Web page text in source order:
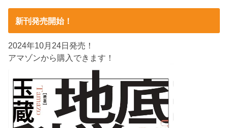
新刊発売開始！
2024年10月24日発売！
アマゾンから購入できます！